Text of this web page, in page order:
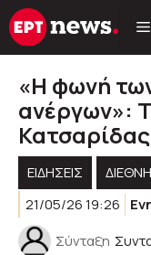
Μετάβαση
σε
«Η φωνή
ανέργων»:
ΕΙΔΗΣΕΙΣ
ΔΙΕΘΝΗ
21/05/26 19:26
Σύνταξη